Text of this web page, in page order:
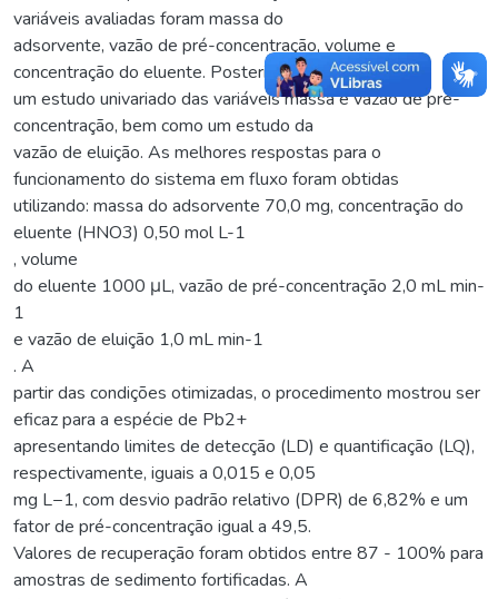
variáveis avaliadas foram massa do
adsorvente, vazão de pré-concentração, volume e
concentração do eluente. Posteriormente foi feito
um estudo univariado das variáveis massa e vazão de pré-
concentração, bem como um estudo da
vazão de eluição. As melhores respostas para o
funcionamento do sistema em fluxo foram obtidas
utilizando: massa do adsorvente 70,0 mg, concentração do
eluente (HNO3) 0,50 mol L-1
, volume
do eluente 1000 μL, vazão de pré-concentração 2,0 mL min-
1
e vazão de eluição 1,0 mL min-1
. A
partir das condições otimizadas, o procedimento mostrou ser
eficaz para a espécie de Pb2+
apresentando limites de detecção (LD) e quantificação (LQ),
respectivamente, iguais a 0,015 e 0,05
mg L−1, com desvio padrão relativo (DPR) de 6,82% e um
fator de pré-concentração igual a 49,5.
Valores de recuperação foram obtidos entre 87 - 100% para
amostras de sedimento fortificadas. A